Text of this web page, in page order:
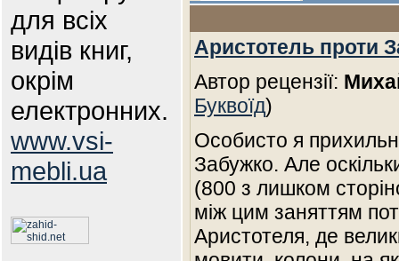
для всіх
видів книг,
окрім
електронних.
www.vsi-
mebli.ua
Аристотель проти
Автор рецензії:
Буквоїд)
Особисто я
Забужко. Але
(800 з лишком
між цим заняттям
Аристотеля, де